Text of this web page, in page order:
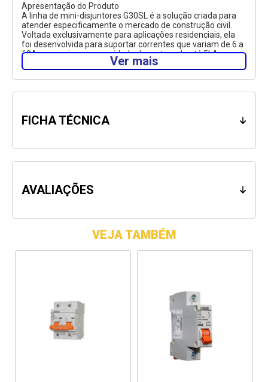
Apresentação do Produto
A linha de mini-disjuntores G30SL é a solução criada para
atender especificamente o mercado de construção civil.
Voltada exclusivamente para aplicações residenciais, ela
foi desenvolvida para suportar correntes que variam de 6 a
63A e possui uma capacidade de ruptura de até 5kA,
estando em conformidade com a norma NBR 60898 além
de possuir certificação INMETRO.
Especificações Técnicas
Corrente Nominal: 40A
Ver mais
FICHA TÉCNICA
AVALIAÇÕES
VEJA TAMBÉM